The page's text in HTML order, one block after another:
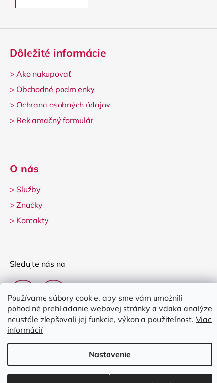
Používame súbory cookie, aby sme vám umožnili
pohodlné prehliadanie webovej stránky a vďaka analýze
neustále zlepšovali jej funkcie, výkon a použiteľnosť. Viac
informácií
Nastavenie
Dôležité informácie
> Ako nakupovať
> Obchodné podmienky
> Ochrana osobných údajov
> Reklamačný formulár
O nás
> Služby
> Značky
> Kontakty
Sledujte nás na
Copyright 2026Clarina Music. Všetky práva vyhradené.Upraviť
nastavenie cookies